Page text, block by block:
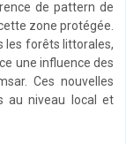
de pattern de
zone protégée.
les forêts littorales,
une influence des
Ces nouvelles
au niveau local et